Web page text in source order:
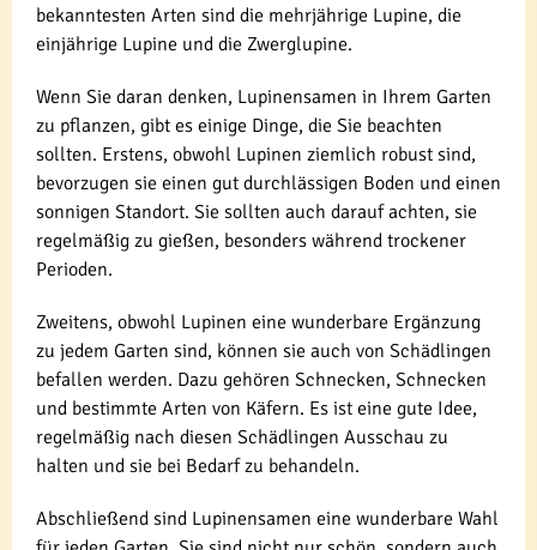
bekanntesten Arten sind die mehrjährige Lupine, die
einjährige Lupine und die Zwerglupine.
Wenn Sie daran denken, Lupinensamen in Ihrem Garten
zu pflanzen, gibt es einige Dinge, die Sie beachten
sollten. Erstens, obwohl Lupinen ziemlich robust sind,
bevorzugen sie einen gut durchlässigen Boden und einen
sonnigen Standort. Sie sollten auch darauf achten, sie
regelmäßig zu gießen, besonders während trockener
Perioden.
Zweitens, obwohl Lupinen eine wunderbare Ergänzung
zu jedem Garten sind, können sie auch von Schädlingen
befallen werden. Dazu gehören Schnecken, Schnecken
und bestimmte Arten von Käfern. Es ist eine gute Idee,
regelmäßig nach diesen Schädlingen Ausschau zu
halten und sie bei Bedarf zu behandeln.
Abschließend sind Lupinensamen eine wunderbare Wahl